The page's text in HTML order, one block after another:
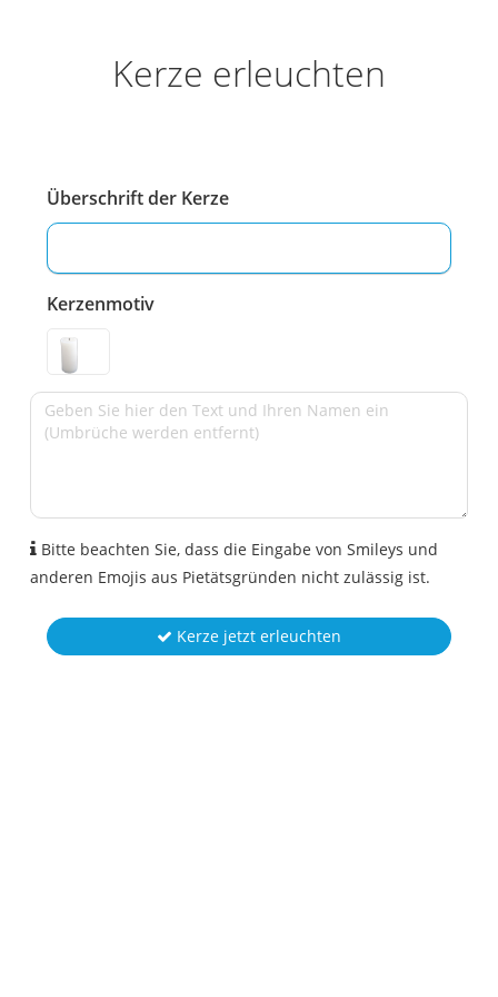
Kerze erleuchten
Überschrift der Kerze
Kerzenmotiv
Bitte beachten Sie, dass die Eingabe von Smileys und
anderen Emojis aus Pietätsgründen nicht zulässig ist.
Kerze jetzt erleuchten